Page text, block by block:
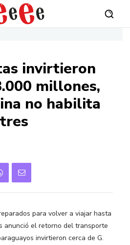
invirtieron
millones,
no habilita
para volver a viajar hasta
anunció el retorno del transporte
invirtieron cerca de G.